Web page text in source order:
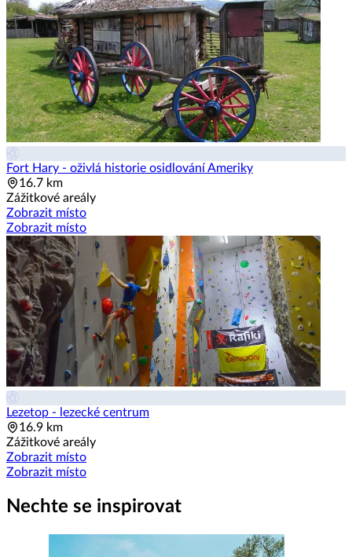
Fort Hary - oživlá historie osidlování Ameriky
16.7 km
Zážitkové areály
Zobrazit místo
Zobrazit místo
Lezetop - lezecké centrum
16.9 km
Zážitkové areály
Zobrazit místo
Zobrazit místo
Nechte se inspirovat